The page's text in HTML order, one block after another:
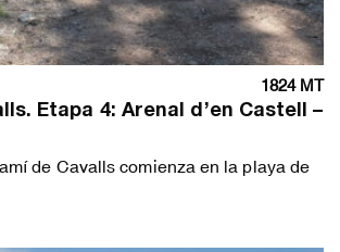
1824 MT
Etapa 4: Arenal d’en Castell –
de Cavalls comienza en la playa de